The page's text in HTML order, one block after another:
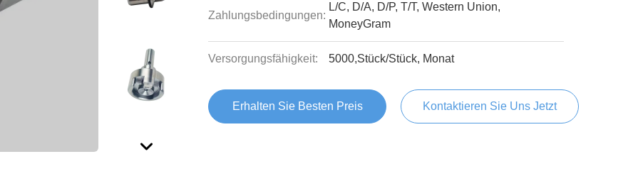
Zahlungsbedingungen:
L/C, D/A, D/P, T/T, Western Union,
MoneyGram
Versorgungsfähigkeit: 5000,Stück/Stück, Monat
Erhalten Sie Besten Preis Kontaktieren Sie Uns Jetzt